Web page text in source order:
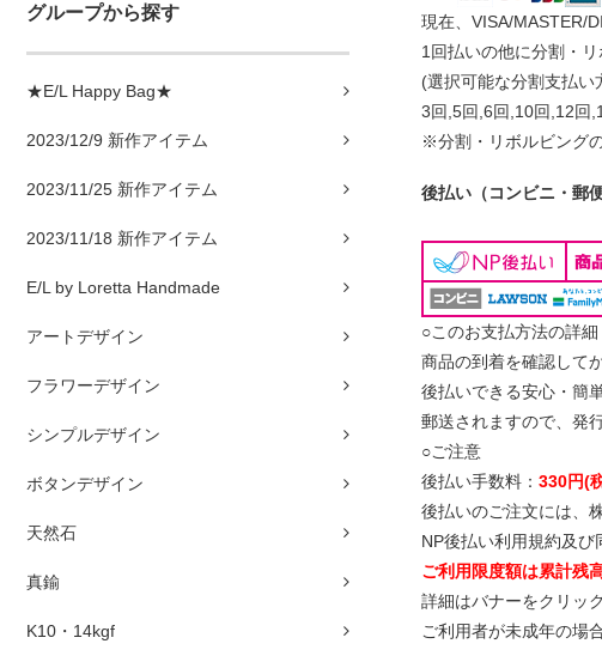
グループから探す
★E/L Happy Bag★
2023/12/9 新作アイテム
2023/11/25 新作アイテム
2023/11/18 新作アイテム
E/L by Loretta Handmade
アートデザイン
フラワーデザイン
シンプルデザイン
ボタンデザイン
天然石
真鍮
K10・14kgf
現在、VISA/MASTER/
1回払いの他に分割・
(選択可能な分割支払い
3回,5回,6回,10回,12回
※分割・リボルビング
後払い（コンビニ・郵
○このお支払方法の詳細
商品の到着を確認して
後払いできる安心・簡
郵送されますので、発
○ご注意
後払い手数料： 330円(
後払いのご注文には、
NP後払い利用規約及
ご利用限度額は累計残
詳細はバナーをクリッ
ご利用者が未成年の場